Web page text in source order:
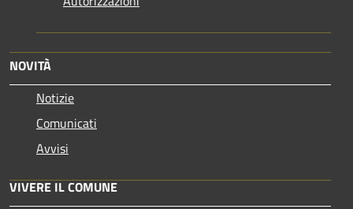
NOVITÀ
Notizie
Comunicati
Avvisi
VIVERE IL COMUNE